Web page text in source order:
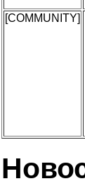
[COMMUNITY]